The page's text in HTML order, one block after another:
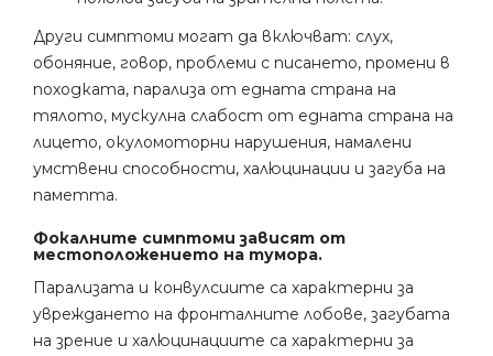
Други симптоми могат да включват: слух,
обоняние, говор, проблеми с писането, промени в
походката, парализа от едната страна на
тялото, мускулна слабост от едната страна на
лицето, окуломоторни нарушения, намалени
умствени способности, халюцинации и загуба на
паметта.
Фокалните симптоми зависят от
местоположението на тумора.
Парализата и конвулсиите са характерни за
увреждането на фронталните лобове, загубата
на зрение и халюцинациите са характерни за